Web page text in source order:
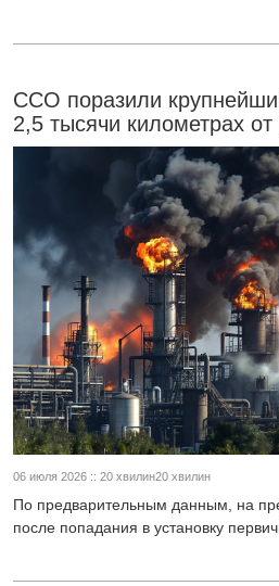
ССО поразили
2,5 тысячи километрах
06 июля 2026 :: 20 хвилин20 хвилин
По предварительным данным, на
после попадания в установку